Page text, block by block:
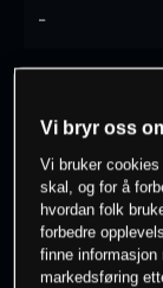
-
-
0% av
Vi bryr oss
Vi bruker
skal, og for å
hvordan folk
forbedre
finne informasjon
markedsføring